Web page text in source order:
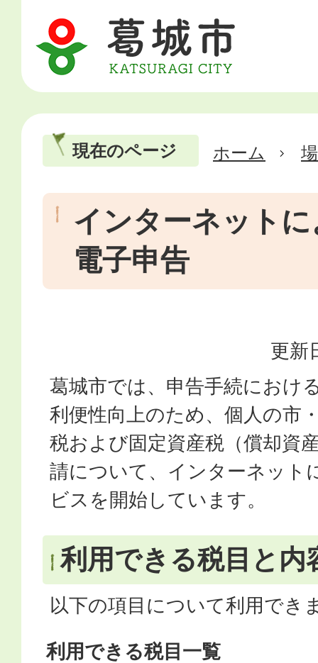
現在のページ ホーム
インターネット
電子申告
更新
葛城市では、申告手続におけ
利便性向上のため、個人の市
税および固定資産税（償却資
請について、インターネット
ビスを開始しています。
利用できる税目と内
以下の項目について利用でき
利用できる税目一覧